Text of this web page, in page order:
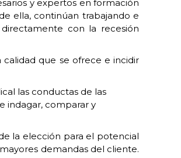
y expertos en formación
ella, continúan trabajando e
con la recesión
que se ofrece e incidir
las conductas de las
indagar, comparar y
la elección para el potencial
demandas del cliente.